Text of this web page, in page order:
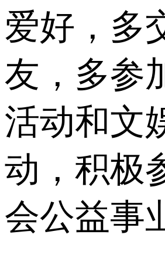
爱好，多
友，多参
活动和文
动，积极
会公益事